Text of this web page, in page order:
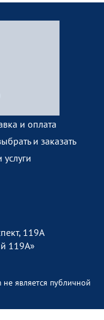
и оплата
и заказать
119А
119А»
является публичной